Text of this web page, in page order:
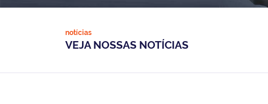
notícias
VEJA NOSSAS NOTÍCIAS